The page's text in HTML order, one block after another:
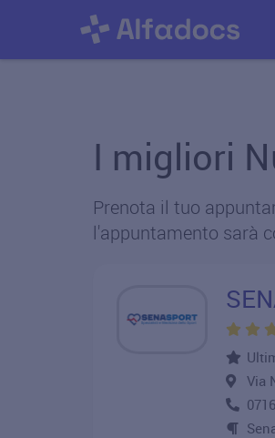
I migliori
Prenota il tuo
l'appuntamento sarà
Via